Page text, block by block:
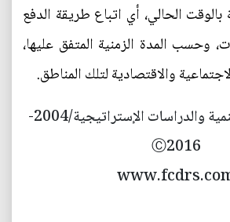
بالوقت الحالي، أي اتباع طريقة الدفع
وحسب المدة الزمنية المتفق عليها،
والاقتصادية لتلك المناطق.
* مركز الفرات للتنمية والدراسات الإستراتيجية/2004-
Ⓒ2016